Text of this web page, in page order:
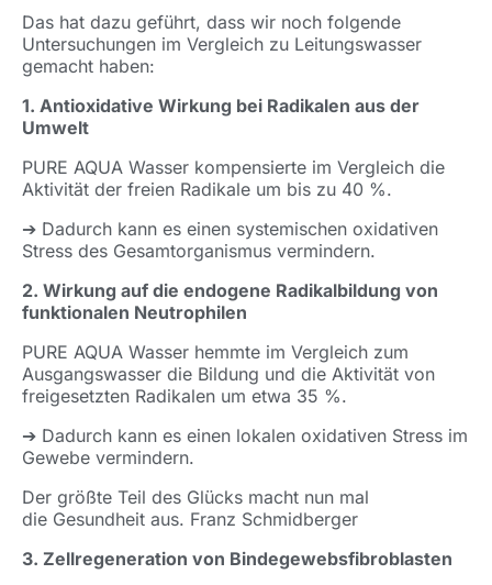
Das hat dazu geführt, dass wir noch folgende
Untersuchungen im Vergleich zu Leitungswasser
gemacht haben:
1. Antioxidative Wirkung bei Radikalen aus der
Umwelt
PURE AQUA Wasser kompensierte im Vergleich die
Aktivität der freien Radikale um bis zu 40 %.
➔ Dadurch kann es einen systemischen oxidativen
Stress des Gesamtorganismus vermindern.
2. Wirkung auf die endogene Radikalbildung von
funktionalen Neutrophilen
PURE AQUA Wasser hemmte im Vergleich zum
Ausgangswasser die Bildung und die Aktivität von
freigesetzten Radikalen um etwa 35 %.
➔ Dadurch kann es einen lokalen oxidativen Stress im
Gewebe vermindern.
Der größte Teil des Glücks macht nun mal
die Gesundheit aus. Franz Schmidberger
3. Zellregeneration von Bindegewebsfibroblasten